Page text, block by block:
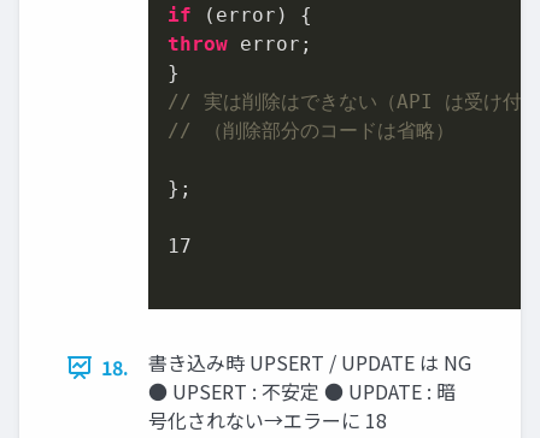
if
throw error;
// 実は削除はできない（API は受け付
// （削除部分のコードは省略）
};
17
18.
書き込み時 UPSERT / UPDATE は NG
● UPSERT : 不安定 ● UPDATE : 暗
号化されない→エラーに 18